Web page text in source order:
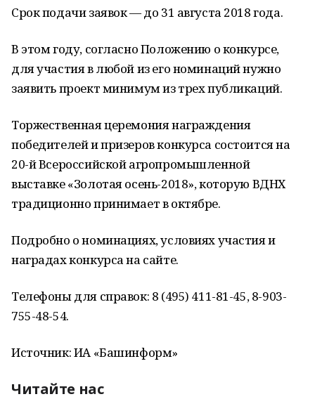
Срок подачи заявок — до 31 августа 2018 года.
В этом году, согласно Положению о конкурсе,
для участия в любой из его номинаций нужно
заявить проект минимум из трех публикаций.
Торжественная церемония награждения
победителей и призеров конкурса состоится на
20-й Всероссийской агропромышленной
выставке «Золотая осень-2018», которую ВДНХ
традиционно принимает в октябре.
Подробно о номинациях, условиях участия и
наградах конкурса на сайте.
Телефоны для справок: 8 (495) 411-81-45, 8-903-
755-48-54.
Источник: ИА «Башинформ»
Читайте нас